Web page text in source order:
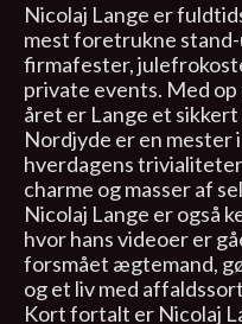
Nicolaj Lange er
mest foretrukne
firmafester,
private events. Med
året er Lange et
Nordjyde er en mester
hverdagens
charme og masser af
Nicolaj Lange er også
hvor hans videoer er
forsmået ægtemand,
og et liv med
Kort fortalt er Nicolaj